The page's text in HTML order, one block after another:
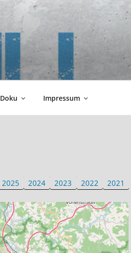
Doku Impressum
2025 2024 2023 2022 2021